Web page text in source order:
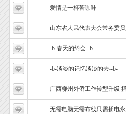
爱情是一杯苦咖啡
山东省人民代表大会常务委
-b-春天的约会--b-
-b-淡淡的记忆淡淡的去--b-
广西柳州外侨工作转型升级
无需电脑无需布线只需插电